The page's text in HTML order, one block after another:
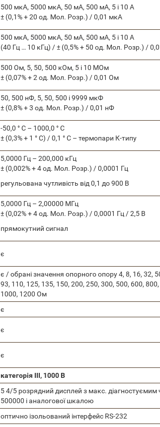
500 мкА, 5000 мкА, 50 мА, 500 мА, 5 і 10 А
± (0,1% + 20 од. Мол. Розр.) / 0,01 мкА
500 мкА, 5000 мкА, 50 мА, 500 мА, 5 і 10 А
(40 Гц … 10 кГц) / ± (0,5% + 50 од. Мол. Розр.) /
500 Ом, 5, 50, 500 кОм, 5 і 10 МОм
± (0,07% + 2 од. Мол. Розр.) / 0,01 Ом
50, 500 нФ, 5, 50, 500 і 9999 мкФ
± (0,8% + 3 од. Мол. Розр.) / 0,01 нФ
-50,0 ° С – 1000,0 ° С
± (0,3% + 1 ° С) / 0,1 ° С – термопари К-типу
5,0000 Гц – 200,000 кГц
± (0,002% + 4 од. Мол. Розр.) / 0,0001 Гц
регульована чутливість від 0,1 до 900 В
5,0000 Гц – 2,00000 МГц
± (0,02% + 4 од. Мол. Розр.) / 0,0001 Гц / 2,5 В
прямокутний сигнал
є
є / обрані значення опорного опору 4, 8, 16, 32,
93, 110, 125, 135, 150, 200, 250, 300, 500, 600,
1000, 1200 Ом
є
є
є
категорія III, 1000 В
5 4/5 розрядний дисплей з макс. діагностуємим
500000 і аналогової шкалою
оптично ізольований інтерфейс RS-232